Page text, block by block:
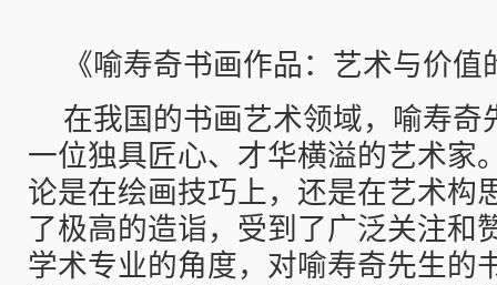
《喻寿奇书画作品：艺术与价
在我国的书画艺术领域，喻寿奇
一位独具匠心、才华横溢的艺术家
论是在绘画技巧上，还是在艺术构
了极高的造诣，受到了广泛关注和
学术专业的角度，对喻寿奇先生的